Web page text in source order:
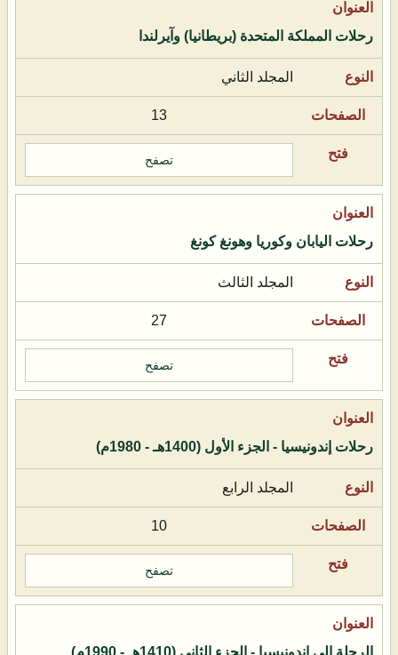
رحلات المملكة المتحدة (بريطانيا) وآيرلندا
المجلد الثاني
13
تصفح
رحلات اليابان وكوريا وهونغ كونغ
المجلد الثالث
27
تصفح
رحلات إندونيسيا - الجزء الأول (1400هـ - 1980م)
المجلد الرابع
10
تصفح
الرحلة إلى إندونيسيا - الجزء الثاني (1410هـ - 1990م)